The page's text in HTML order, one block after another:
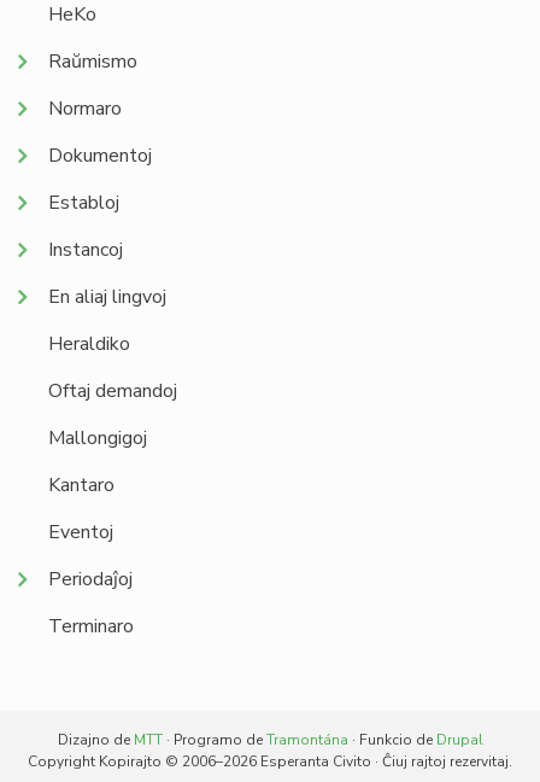
HeKo
Raŭmismo
Normaro
Dokumentoj
Establoj
Instancoj
En aliaj lingvoj
Heraldiko
Oftaj demandoj
Mallongigoj
Kantaro
Eventoj
Periodaĵoj
Terminaro
Dizajno de MTT· Programo deTramontána · Funkcio de Drupal
Copyright Kopirajto © 2006–2026 Esperanta Civito · Ĉiuj rajtoj rezervitaj.